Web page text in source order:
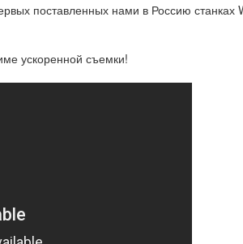
поставленных нами в Россию
ускоренной съемки!